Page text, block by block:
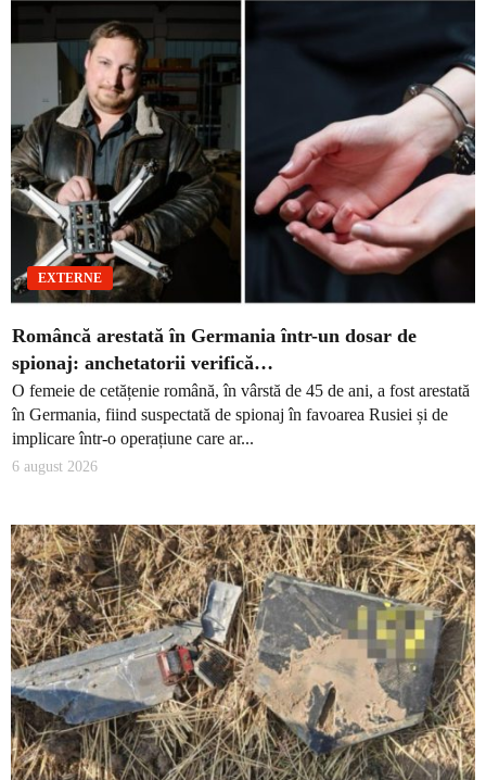
EXTERNE
Româncă arestată în Germania într-un dosar de
spionaj: anchetatorii verifică…
O femeie de cetățenie română, în vârstă de 45 de ani, a fost arestată
în Germania, fiind suspectată de spionaj în favoarea Rusiei și de
implicare într-o operațiune care ar...
6 august 2026